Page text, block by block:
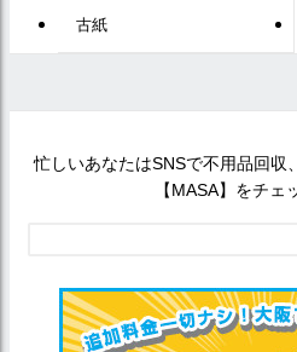
古紙
忙しいあなたはSNSで不用品回収
【MASA】をチェ